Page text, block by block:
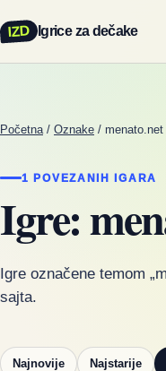
IZD Igrice za dečake
Početna / Oznake / menato.net
1 POVEZANIH IGARA
Igre:
Igre označene temom
sajta.
Najnovije Najstarije